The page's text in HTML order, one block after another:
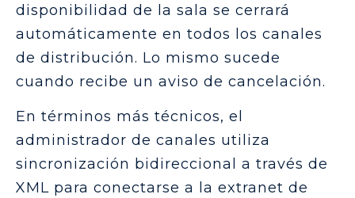
disponibilidad de la sala se cerrará
automáticamente en todos los canales
de distribución. Lo mismo sucede
cuando recibe un aviso de cancelación.
En términos más técnicos, el
administrador de canales utiliza
sincronización bidireccional a través de
XML para conectarse a la extranet de